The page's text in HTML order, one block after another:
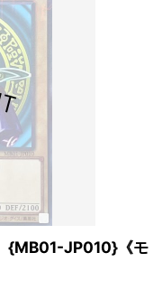
{MB01-JP010}《モ